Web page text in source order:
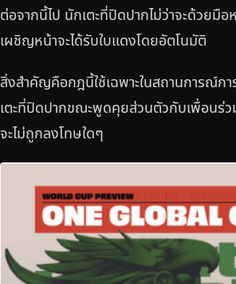
ต่อจากนี้ไป นักเตะที่ปิดปากไม่ว่าจะด้วยมือ
เผชิญหน้าจะได้รับใบแดงโดยอัตโนมัติ
สิ่งสำคัญคือกฎนี้ใช้เฉพาะในสถานการณ์ก
เตะที่ปิดปากขณะพูดคุยส่วนตัวกับเพื่อนร่ว
จะไม่ถูกลงโทษใดๆ